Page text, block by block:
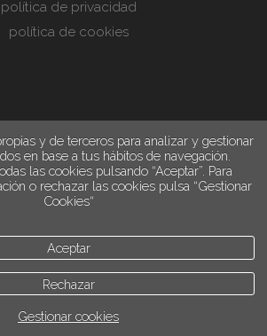
política de privacidad
política de cookies
y de terceros para analizar y gestionar
en base a tus hábitos de navegación.
las cookies pulsando “Aceptar”. Para
o rechazar las cookies pulsa “Gestionar
Cookies“
Aceptar
Rechazar
Gestionar cookies